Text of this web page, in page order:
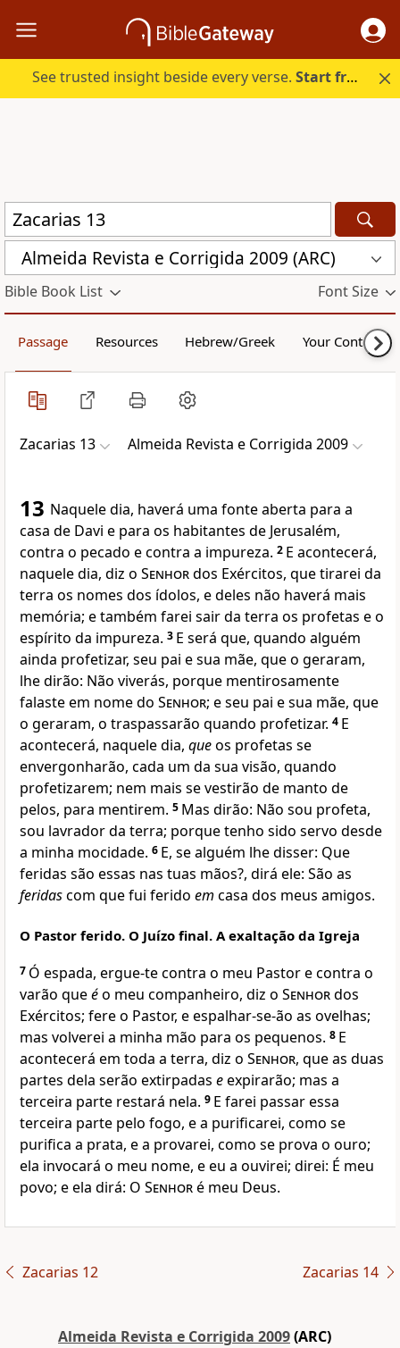
See trusted insight beside every verse.Start free.
Almeida Revista e Corrigida 2009 (ARC)
Bible Book List Font Size
Passage Resources Hebrew/Greek Your Content
Zacarias 13 Almeida Revista e Corrigida 2009
13 Naquele dia, haverá uma fonte aberta para a
casa de Davi e para os habitantes de Jerusalém,
contra o pecado e contra a impureza. 2 E acontecerá,
naquele dia, diz o Senhordos Exércitos, que tirarei da
terra os nomes dos ídolos, e deles não haverá mais
memória; e também farei sair da terra os profetas e o
espírito da impureza. 3 E será que, quando alguém
ainda profetizar, seu pai e sua mãe, que o geraram,
lhe dirão: Não viverás, porque mentirosamente
falaste em nome do Senhor; e seu pai e sua mãe, que
o geraram, o traspassarão quando profetizar. 4 E
acontecerá, naquele dia, queos profetas se
envergonharão, cada um da sua visão, quando
profetizarem; nem mais se vestirão de manto de
pelos, para mentirem. 5 Mas dirão: Não sou profeta,
sou lavrador da terra; porque tenho sido servo desde
a minha mocidade. 6 E, se alguém lhe disser: Que
feridas são essas nas tuas mãos?, dirá ele: São as
feridascom que fui ferido em casa dos meus amigos.
O Pastor ferido. O Juízo final. A exaltação da Igreja
7 Ó espada, ergue-te contra o meu Pastor e contra o
varão queéo meu companheiro, diz o Senhordos
Exércitos; fere o Pastor, e espalhar-se-ão as ovelhas;
mas volverei a minha mão para os pequenos. 8 E
acontecerá em toda a terra, diz o Senhor, que as duas
partes dela serão extirpadas eexpirarão; mas a
terceira parte restará nela. 9 E farei passar essa
terceira parte pelo fogo, e a purificarei, como se
purifica a prata, e a provarei, como se prova o ouro;
ela invocará o meu nome, e eu a ouvirei; direi: É meu
povo; e ela dirá: O Senhoré meu Deus.
Zacarias 12 Zacarias 14
Almeida Revista e Corrigida 2009(ARC)